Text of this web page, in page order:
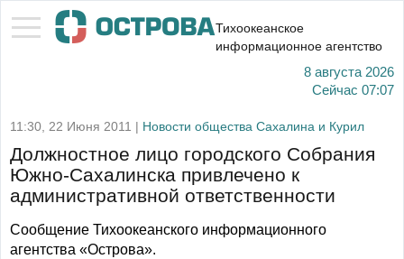
Тихоокеанское
информационное агентство
8 августа 2026
Сейчас 07:07
11:30, 22 Июня 2011 | Новости общества Сахалина и Курил
Должностное лицо городского Собрания
Южно-Сахалинска привлечено к
административной ответственности
Сообщение Тихоокеанского информационного
агентства «Острова».